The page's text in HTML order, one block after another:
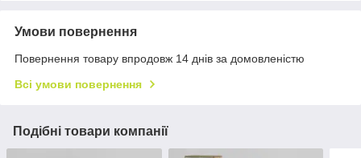
Умови повернення
Повернення товару впродовж 14 днів за домовленістю
Всі умови повернення
Подібні товари компанії